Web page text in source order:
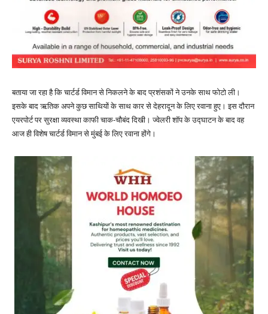
बताया जा रहा है कि चार्टर्ड विमान से निकलने के बाद प्रशंसकों ने उनके साथ फोटो ली।
इसके बाद ऋतिक अपने कुछ साथियों के साथ कार से देहरादून के लिए रवाना हुए। इस दौरान
एयरपोर्ट पर सुरक्षा व्यवस्था काफी चाक-चौबंद दिखी। ज्वेलरी शॉप के उद्घाटन के बाद वह
आज ही विशेष चार्टर्ड विमान से मुंबई के लिए रवाना होंगे।